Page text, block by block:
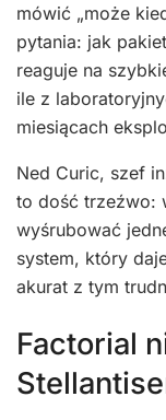
mówić „może
pytania: jak
reaguje na
ile z
miesiącach
Ned Curic, szef
to dość trzeźwo:
wyśrubować
system, który
akurat z tym
Factorial